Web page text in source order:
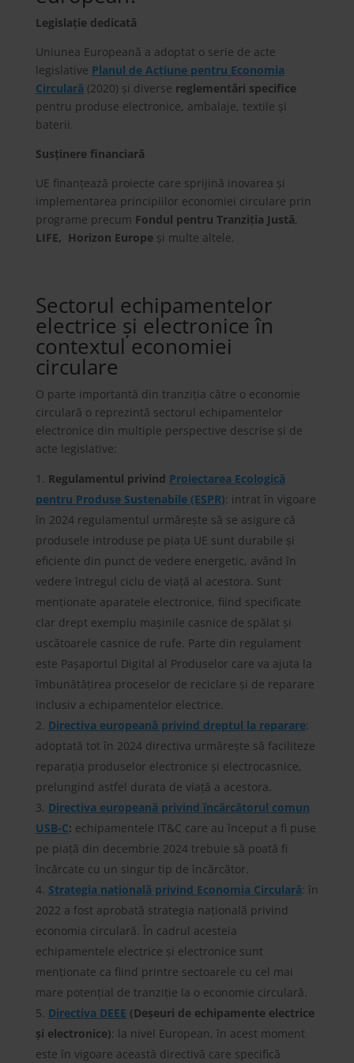
Legislație dedicată
Uniunea Europeană a adoptat o serie de acte
legislative Planul de Acțiune pentru Economia
Circulară (2020) și diverse reglementări specifice
pentru produse electronice, ambalaje, textile și
baterii.
Susținere financiară
UE finanțează proiecte care sprijină inovarea și
implementarea principiilor economiei circulare prin
programe precum Fondul pentru Tranziția Justă,
LIFE, Horizon Europeși multe altele.
Sectorul echipamentelor
electrice și electronice în
contextul economiei
circulare
O parte importantă din tranziția către o economie
circulară o reprezintă sectorul echipamentelor
electronice din multiple perspective descrise și de
acte legislative:
Regulamentul privind Proiectarea Ecologică
pentru Produse Sustenabile (ESPR): intrat în vigoare
în 2024 regulamentul urmărește să se asigure că
produsele introduse pe piața UE sunt durabile și
eficiente din punct de vedere energetic, având în
vedere întregul ciclu de viață al acestora. Sunt
menționate aparatele electronice, fiind specificate
clar drept exemplu mașinile casnice de spălat și
uscătoarele casnice de rufe. Parte din regulament
este Pașaportul Digital al Produselor care va ajuta la
îmbunătățirea proceselor de reciclare și de reparare
inclusiv a echipamentelor electrice.
Directiva europeană privind dreptul la reparare:
adoptată tot în 2024 directiva urmărește să faciliteze
reparația produselor electronice și electrocasnice,
prelungind astfel durata de viață a acestora.
Directiva europeană privind încărcătorul comun
USB-C: echipamentele IT&C care au început a fi puse
pe piață din decembrie 2024 trebuie să poată fi
încărcate cu un singur tip de încărcător.
Strategia națională privind Economia Circulară: în
2022 a fost aprobată strategia națională privind
economia circulară. În cadrul acesteia
echipamentele electrice și electronice sunt
menționate ca fiind printre sectoarele cu cel mai
mare potențial de tranziție la o economie circulară.
Directiva DEEE (Deșeuri de echipamente electrice
și electronice): la nivel European, în acest moment
este în vigoare această directivă care specifică